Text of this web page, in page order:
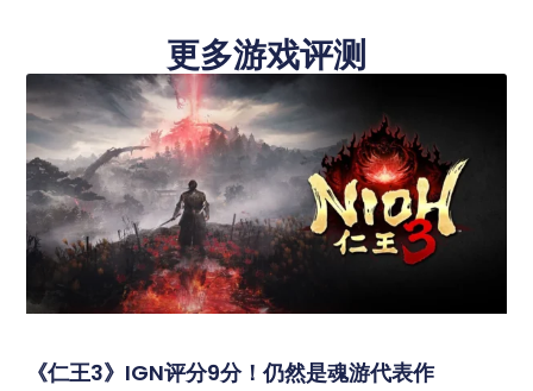
更多游戏评测
《仁王3》IGN评分9分！仍然是魂游代表作